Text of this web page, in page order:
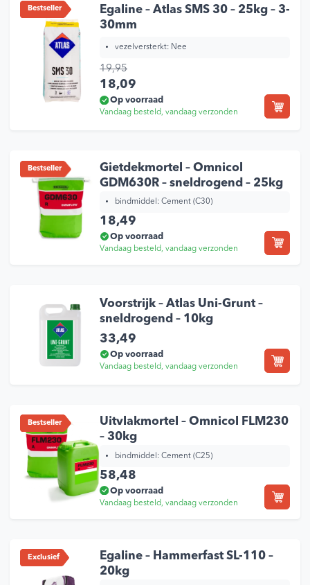
Bestseller
Egaline – Atlas SMS 30 – 25kg – 3-
30mm
vezelversterkt: Nee
19,95
Oorspronkelijke prijs was: 19,95.
18,09
Op voorraad
Vandaag besteld, vandaag verzonden
Bestseller
Gietdekmortel – Omnicol
GDM630R – sneldrogend – 25kg
bindmiddel: Cement (C30)
18,49
Op voorraad
Vandaag besteld, vandaag verzonden
Voorstrijk – Atlas Uni-Grunt –
sneldrogend – 10kg
33,49
Op voorraad
Vandaag besteld, vandaag verzonden
Bestseller
Uitvlakmortel – Omnicol FLM230
– 30kg
bindmiddel: Cement (C25)
58,48
Op voorraad
Vandaag besteld, vandaag verzonden
Exclusief
Egaline – Hammerfast SL-110 –
20kg